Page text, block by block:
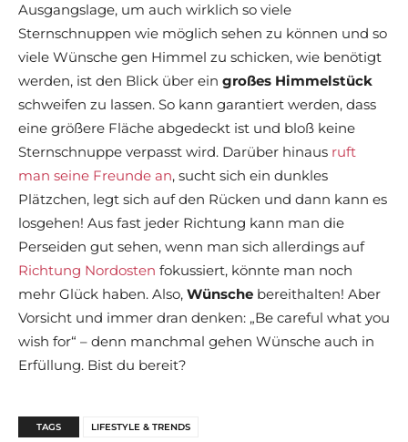
Ausgangslage, um auch wirklich so viele
Sternschnuppen wie möglich sehen zu können und so
viele Wünsche gen Himmel zu schicken, wie benötigt
werden, ist den Blick über ein großes Himmelstück
schweifen zu lassen. So kann garantiert werden, dass
eine größere Fläche abgedeckt ist und bloß keine
Sternschnuppe verpasst wird. Darüber hinaus ruft
man seine Freunde an, sucht sich ein dunkles
Plätzchen, legt sich auf den Rücken und dann kann es
losgehen! Aus fast jeder Richtung kann man die
Perseiden gut sehen, wenn man sich allerdings auf
Richtung Nordosten fokussiert, könnte man noch
mehr Glück haben. Also, Wünsche bereithalten! Aber
Vorsicht und immer dran denken: „Be careful what you
wish for“ – denn manchmal gehen Wünsche auch in
Erfüllung. Bist du bereit?
TAGS LIFESTYLE & TRENDS